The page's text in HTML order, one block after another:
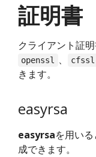
証明書
クライアント証
openssl 、 cfssl
きます。
easyrsa
easyrsaを用い
成できます。